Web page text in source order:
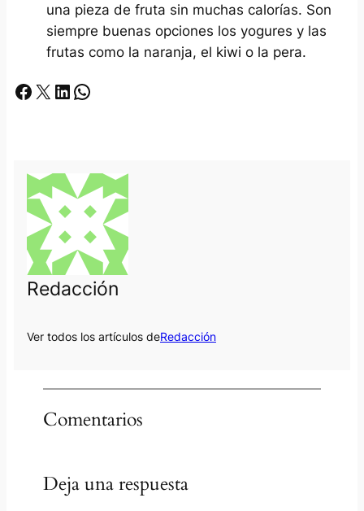
una pieza de fruta sin muchas calorías. Son
siempre buenas opciones los yogures y las
frutas como la naranja, el kiwi o la pera.
Facebook X LinkedIn Whatsapp
Redacción
Ver todos los artículos deRedacción
Comentarios
Deja una respuesta